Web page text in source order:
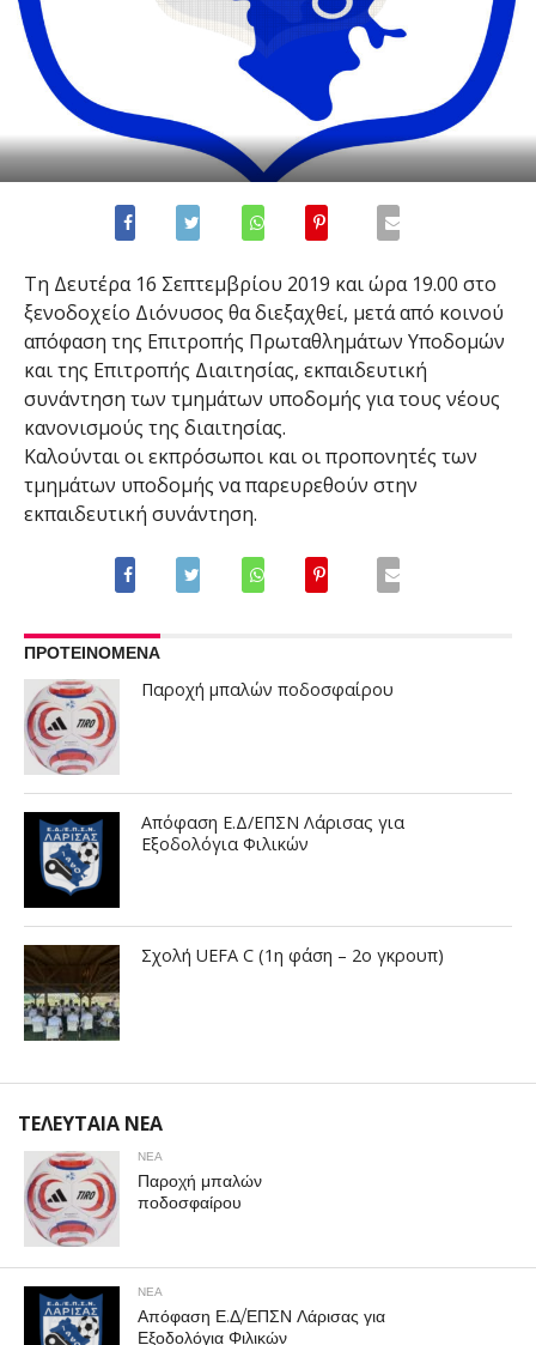
Τη Δευτέρα 16 Σεπτεμβρίου 2019 και ώρα 19.00 στο
ξενοδοχείο Διόνυσος θα διεξαχθεί, μετά από κοινού
απόφαση της Επιτροπής Πρωταθλημάτων Υποδομών
και της Επιτροπής Διαιτησίας, εκπαιδευτική
συνάντηση των τμημάτων υποδομής για τους νέους
κανονισμούς της διαιτησίας.
Καλούνται οι εκπρόσωποι και οι προπονητές των
τμημάτων υποδομής να παρευρεθούν στην
εκπαιδευτική συνάντηση.
ΠΡΟΤΕΙΝΟΜΕΝΑ
Παροχή μπαλών ποδοσφαίρου
Απόφαση Ε.Δ/ΕΠΣΝ Λάρισας για
Εξοδολόγια Φιλικών
Σχολή UEFA C (1η φάση – 2ο γκρουπ)
ΤΕΛΕΥΤΑΙΑ ΝΕΑ
ΝΕΑ
Παροχή μπαλών
ποδοσφαίρου
ΝΕΑ
Απόφαση Ε.Δ/ΕΠΣΝ Λάρισας για
Εξοδολόγια Φιλικών